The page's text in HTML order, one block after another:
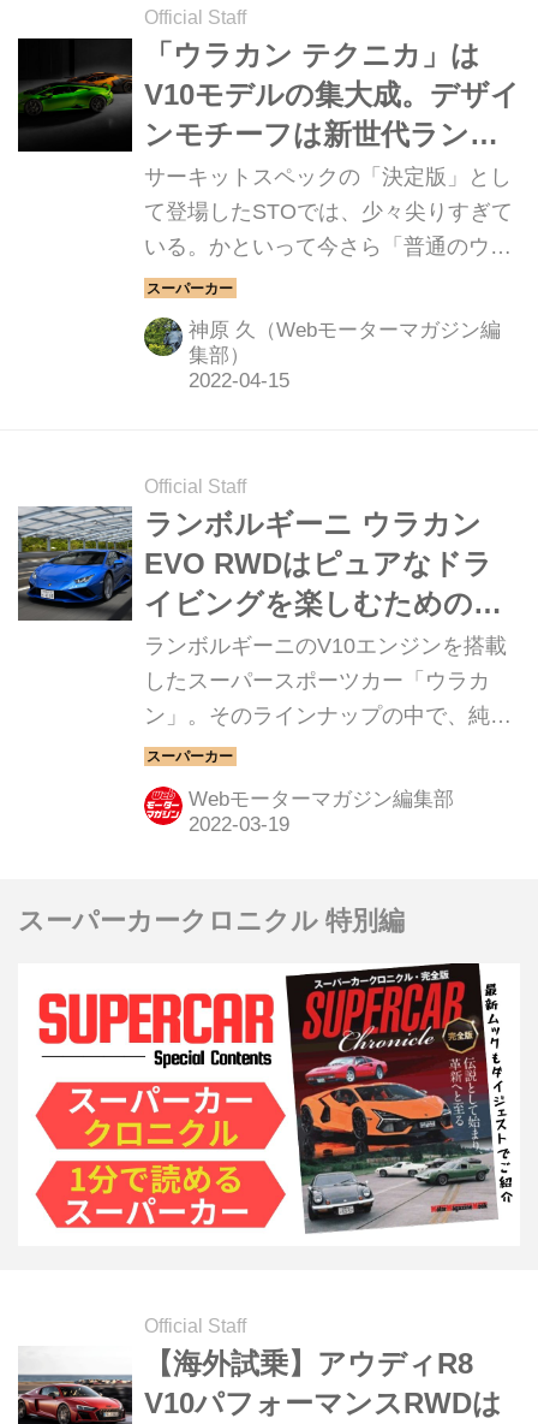
Official Staff
「ウラカン テクニカ」は
V10モデルの集大成。デザイ
ンモチーフは新世代ランボ
ルギーニの「いいとこど
り」だ
サーキットスペックの「決定版」とし
て登場したSTOでは、少々尖りすぎて
いる。かといって今さら「普通のウラ
カン EVO RWD」ではモノ足りない。
そんな声に応えてくれたのだろうか。
ほどよくハードでストリートが似合う
快適性も備えた「テクニカ」が、ウラ
フは、ランボルギーニの「新世代」を
イメージさせる。
神原 久（Webモーターマガジン編
集部）
Official Staff
ランボルギーニ ウラカン
EVO RWDはピュアなドラ
イビングを楽しむためのス
ーパーカー
ランボルギーニのV10エンジンを搭載
したスーパースポーツカー「ウラカ
ン」。そのラインナップの中で、純粋
にドライビングを楽しむためのモデル
が、ここで紹介する「ウラカンEVO
RWD（Lamborghini Huracan EVO
Webモーターマガジン編集部
スーパーカークロニクル 特別編
Official Staff
【海外試乗】アウディR8
V10パフォーマンスRWDは